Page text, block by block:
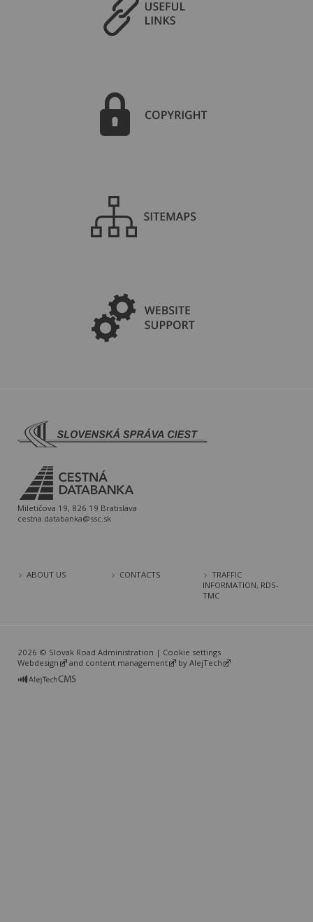
Miletičova 19, 826 19 Bratislava
cestna.databanka@ssc.sk
ABOUT US CONTACTS
TRAFFIC
INFORMATION, RDS-
TMC
2026 © Slovak Road Administration | Cookie settings
Webdesign
and content management by AlejTech